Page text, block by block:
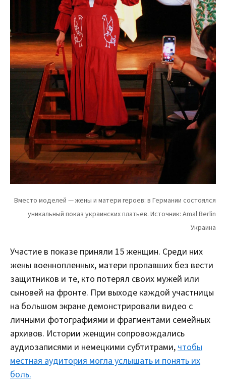
Участие в показе приняли 15 женщин. Среди них
жены военнопленных, матери пропавших без вести
защитников и те, кто потерял своих мужей или
сыновей на фронте. При выходе каждой участницы
на большом экране демонстрировали видео с
личными фотографиями и фрагментами семейных
архивов. Истории женщин сопровождались
аудиозаписями и немецкими субтитрами, чтобы
местная аудитория могла услышать и понять их
боль.